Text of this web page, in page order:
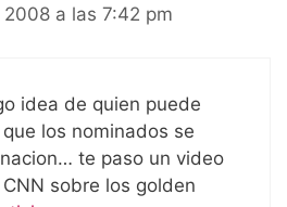
a las 7:42 pm
idea de quien puede
los nominados se
te paso un video
sobre los golden